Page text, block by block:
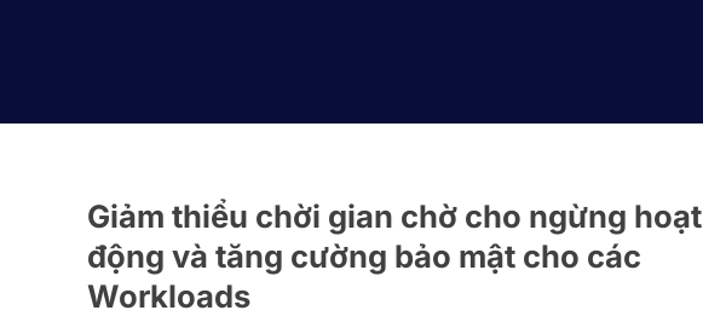
Giảm thiểu chời gian chờ cho ngừng hoạt
động và tăng cường bảo mật cho các
Workloads